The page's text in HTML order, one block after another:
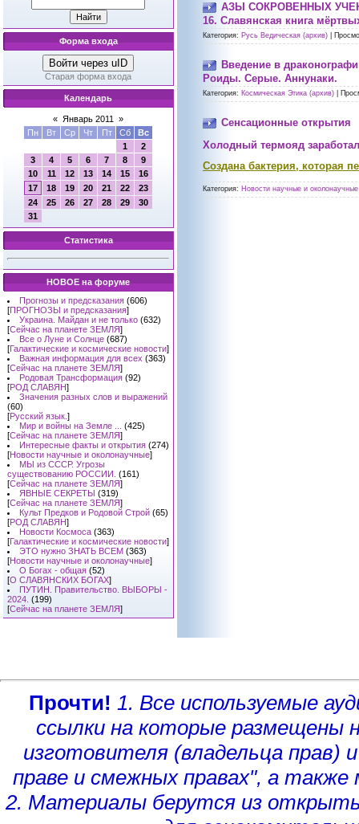
Форма входа
Войти через uID
Старая форма входа
Календарь
« Январь 2011
»
Пн
Вт Ср Чт Пт Сб
Вс
1
2
3
4 5 6 7 8
9
10
11 12 13 14 15
16
17
18 19 20 21 22
23
24
25 26 27 28 29
30
31
Статистика
НОВОЕ на форуме
Прогнозы и предсказания (606)
[ПРОГНОЗЫ и предсказания]
Украина. Майдан и не только (632)
[Сейчас на планете ЗЕМЛЯ]
Все о Луне и Солнце (687)
[Галактические и космические новости]
Важная информация для всех (363)
[Сейчас на планете ЗЕМЛЯ]
Родовая Трансформация (92)
[РОД СЛАВЯН]
Значения разных слов и выражений
(60)
[Русский язык. ]
Мир и войны на Земле ...
(425)
[Сейчас на планете ЗЕМЛЯ]
Интересные факты и открытия (274)
[Новости научные и околонаучные]
МЫ из СССР. Угрозы
существованию РОССИИ. (161)
[Сейчас на планете ЗЕМЛЯ]
ЯВНЫЕ СЕКРЕТЫ (319)
[Сейчас на планете ЗЕМЛЯ]
Культ Предков и Родовой Строй (65)
[РОД СЛАВЯН]
Новости Космоса (363)
[Галактические и космические новости]
ЭТО нужно ЗНАТЬ ВСЕМ (363)
[Новости научные и околонаучные]
О Богах - общая (52)
[О СЛАВЯНСКИХ БОГАХ]
ПУТИН. Правительство. ВЫБОРЫ -
2024. (199)
[Сейчас на планете ЗЕМЛЯ]
АЗЫ СОКРОВЕННЫХ
16. Славянская книга
Категория: Русь Ведическая (архив)
Введение в
Роиды. Серые. Аннунаки.
Категория: Космическая Этика (архив)
Сенсационные открытия
Холодный термояд
Создана бактерия, которая
Категория: Новости научные и
Прочти! 1. Все используемые
ссылки на которые размещены
изготовителя (владельца прав)
праве и смежных правах", а
2. Материалы берутся из